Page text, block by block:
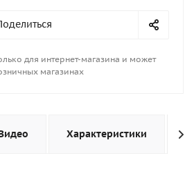
для интернет-магазина и может
магазинах
Характеристики